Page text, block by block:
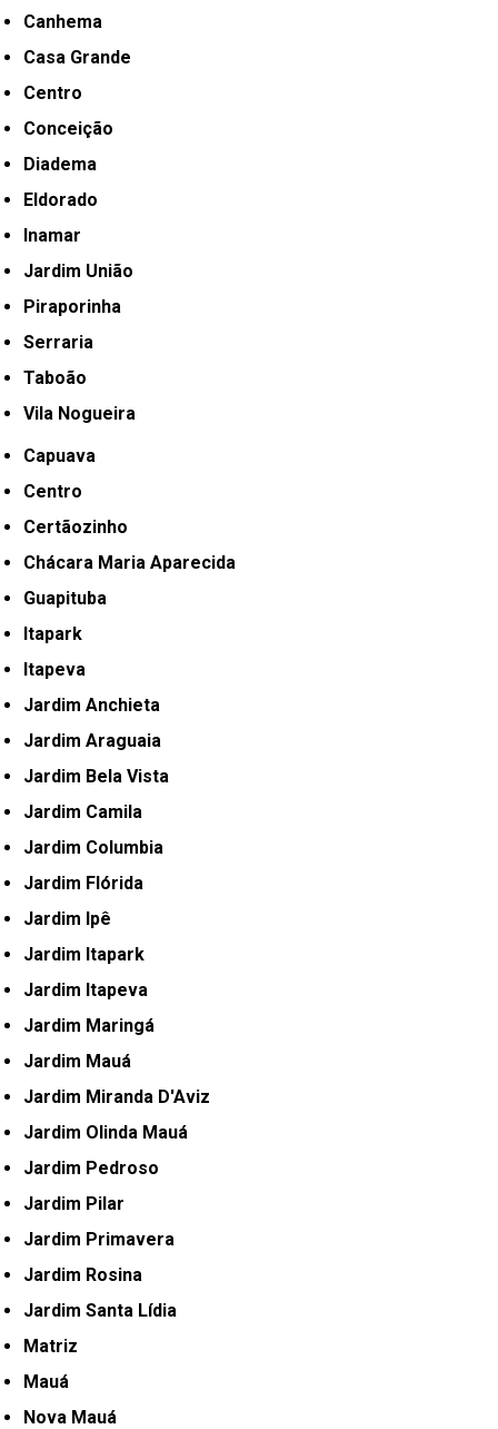
Canhema
Casa Grande
Centro
Conceição
Diadema
Eldorado
Inamar
Jardim União
Piraporinha
Serraria
Taboão
Vila Nogueira
Capuava
Centro
Certãozinho
Chácara Maria Aparecida
Guapituba
Itapark
Itapeva
Jardim Anchieta
Jardim Araguaia
Jardim Bela Vista
Jardim Camila
Jardim Columbia
Jardim Flórida
Jardim Ipê
Jardim Itapark
Jardim Itapeva
Jardim Maringá
Jardim Mauá
Jardim Miranda D'Aviz
Jardim Olinda Mauá
Jardim Pedroso
Jardim Pilar
Jardim Primavera
Jardim Rosina
Jardim Santa Lídia
Matriz
Mauá
Nova Mauá